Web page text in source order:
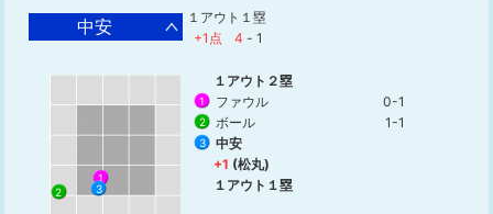
中安
１アウト１塁
+1点
4 - 1
1
2
3
１アウト２塁
1 ファウル 0-1
2 ボール 1-1
3
中安
+1 (松丸)
１アウト１塁